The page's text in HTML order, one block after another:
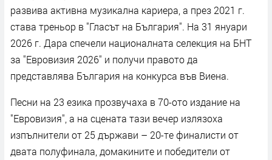
развива активна музикална кариера, а през 2021 г.
става треньор в "Гласът на България". На 31 януари
2026 г. Дара спечели националната селекция на БНТ
за "Евровизия 2026" и получи правото да
представлява България на конкурса във Виена.
Песни на 23 езика прозвучаха в 70-ото издание на
"Евровизия", а на сцената тази вечер излязоха
изпълнители от 25 държави – 20-те финалисти от
двата полуфинала, домакините и победители от